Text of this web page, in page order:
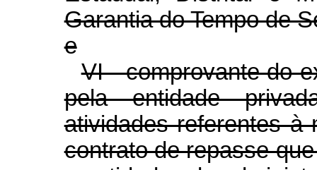
Garantia do Tempo de
e
VI - comprovante do
pela entidade
atividades referentes à
contrato de repasse